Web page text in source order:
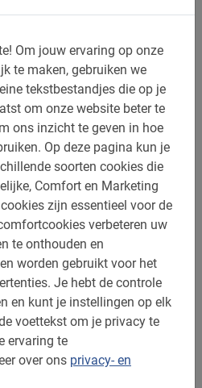
Om jouw ervaring op onze
te maken, gebruiken we
tekstbestandjes die op je
om onze website beter te
ons inzicht te geven in hoe
Op deze pagina kun je
soorten cookies die
Comfort en Marketing
zijn essentieel voor de
verbeteren uw
te onthouden en
worden gebruikt voor het
Je hebt de controle
en kunt je instellingen op elk
voettekst om je privacy te
ervaring te
over ons privacy- en
online
er een fiets voor je klaarstaat
en snel online je fietstour
dit door rechts bovenaan op
datum te kiezen en dan op
Direct na de boeking ontvang
Hierin staat ook alle
je nodig hebt voor en tijdens je
mail goed.
ben je verzekerd van een